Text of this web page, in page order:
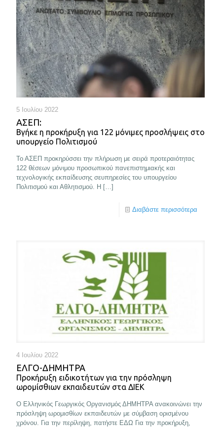
5 Ιουλίου 2022
ΑΣΕΠ:
Βγήκε η προκήρυξη για 122 μόνιμες προσλήψεις στο
υπουργείο Πολιτισμού
Το ΑΣΕΠ προκηρύσσει την πλήρωση με σειρά προτεραιότητας
122 θέσεων μόνιμου προσωπικού πανεπιστημιακής και
τεχνολογικής εκπαίδευσης σευπηρεσίες του υπουργείου
Πολιτισμού και Αθλητισμού. Η […]
Διαβάστε περισσότερα
4 Ιουλίου 2022
ΕΛΓΟ-ΔΗΜΗΤΡΑ
Προκήρυξη ειδικοτήτων για την πρόσληψη
ωρομίσθιων εκπαιδευτών στα ΔΙΕΚ
Ο Ελληνικός Γεωργικός Οργανισμός ΔΗΜΗΤΡΑ ανακοινώνει την
πρόσληψη ωρομισθίων εκπαιδευτών με σύμβαση ορισμένου
χρόνου. Για την περίληψη, πατήστε ΕΔΩ Για την προκήρυξη,